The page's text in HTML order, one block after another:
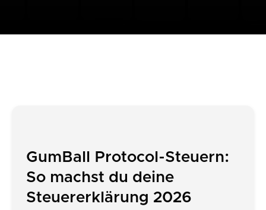
GumBall Protocol-Steuern:
So machst du deine
Steuererklärung 2026